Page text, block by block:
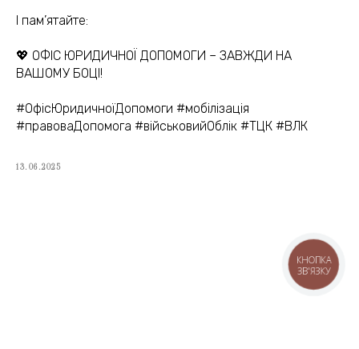
І пам’ятайте:
💖 ОФІС ЮРИДИЧНОЇ ДОПОМОГИ – ЗАВЖДИ НА
ВАШОМУ БОЦІ!
#ОфісЮридичноїДопомоги #мобілізація
#правоваДопомога #військовийОблік #ТЦК #ВЛК
13.06.2025
КНОПКА
ЗВ'ЯЗКУ